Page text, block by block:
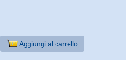
Aggiungi al carrello